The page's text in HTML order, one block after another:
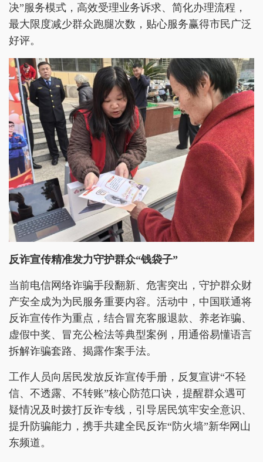
决”服务模式，高效受理业务诉求、简化办理流程，
最大限度减少群众跑腿次数，贴心服务赢得市民广泛
好评。
反诈宣传精准发力守护群众“钱袋子”
当前电信网络诈骗手段翻新、危害突出，守护群众财
产安全成为为民服务重要内容。活动中，中国联通将
反诈宣传作为重点，结合冒充客服退款、养老诈骗、
虚假中奖、冒充公检法等典型案例，用通俗易懂语言
拆解诈骗套路、揭露作案手法。
工作人员向居民发放反诈宣传手册，反复宣讲“不轻
信、不透露、不转账”核心防范口诀，提醒群众遇可
疑情况及时拨打反诈专线，引导居民筑牢安全意识、
提升防骗能力，携手共建全民反诈“防火墙”新华网山
东频道。